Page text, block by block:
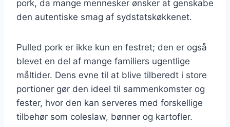
pork, da mange mennesker ønsker at genskabe
den autentiske smag af sydstatskøkkenet.
Pulled pork er ikke kun en festret; den er også
blevet en del af mange familiers ugentlige
måltider. Dens evne til at blive tilberedt i store
portioner gør den ideel til sammenkomster og
fester, hvor den kan serveres med forskellige
tilbehør som coleslaw, bønner og kartofler.